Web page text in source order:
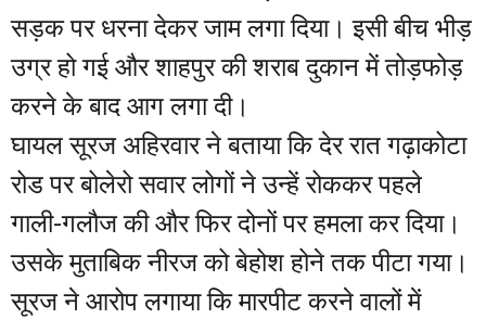
सड़क पर धरना देकर जाम लगा दिया। इसी बीच भीड़
उग्र हो गई और शाहपुर की शराब दुकान में तोड़फोड़
करने के बाद आग लगा दी।
घायल सूरज अहिरवार ने बताया कि देर रात गढ़ाकोटा
रोड पर बोलेरो सवार लोगों ने उन्हें रोककर पहले
गाली-गलौज की और फिर दोनों पर हमला कर दिया।
उसके मुताबिक नीरज को बेहोश होने तक पीटा गया।
सूरज ने आरोप लगाया कि मारपीट करने वालों में